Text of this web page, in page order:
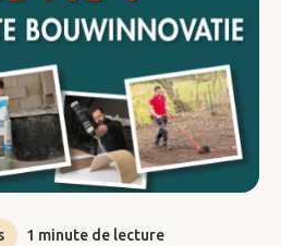
1 minute de lecture